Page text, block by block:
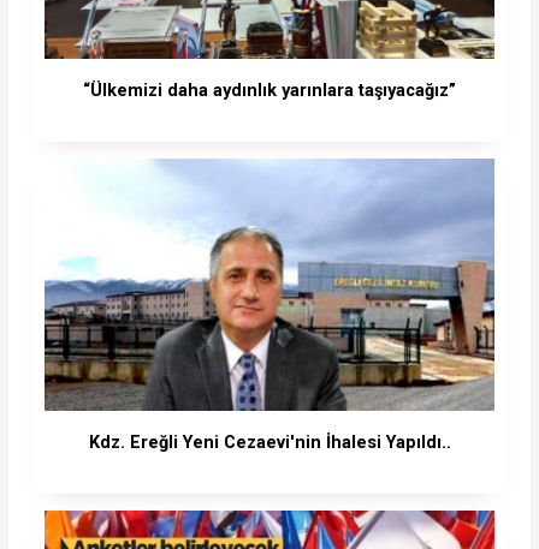
“Ülkemizi daha aydınlık yarınlara taşıyacağız”
Kdz. Ereğli Yeni Cezaevi'nin İhalesi Yapıldı..